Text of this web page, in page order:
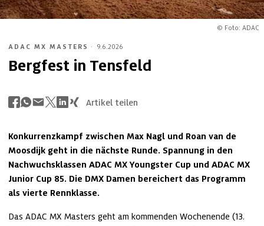
© Foto: ADAC
ADAC MX MASTERS · 9.6.2026
Bergfest in Tensfeld
Artikel teilen
Konkurrenzkampf zwischen Max Nagl und Roan van de
Moosdijk geht in die nächste Runde. Spannung in den
Nachwuchsklassen ADAC MX Youngster Cup und ADAC MX
Junior Cup 85. Die DMX Damen bereichert das Programm
als vierte Rennklasse.
Das ADAC MX Masters geht am kommenden Wochenende (13.